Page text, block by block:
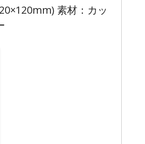
素材：カッ